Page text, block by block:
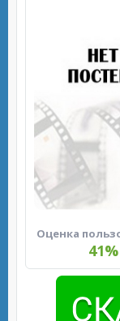
Оценка
41%